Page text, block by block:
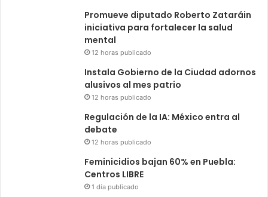
Promueve diputado Roberto Zataráin
iniciativa para fortalecer la salud
mental
12 horas publicado
Instala Gobierno de la Ciudad adornos
alusivos al mes patrio
12 horas publicado
Regulación de la IA: México entra al
debate
12 horas publicado
Feminicidios bajan 60% en Puebla:
Centros LIBRE
1 día publicado